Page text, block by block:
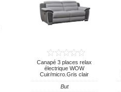
Canapé 3 places relax
électrique WOW
Cuir/micro.Gris clair
But